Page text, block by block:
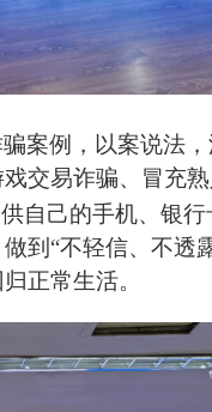
案例， 以案说法，
交易诈骗、冒充
自己的手机、银行
到 “不轻信、不透
正常生活。